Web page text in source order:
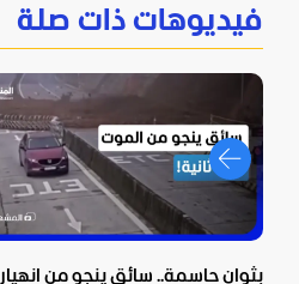
فيديوهات ذات صلة
بثوانٍ حاسمة.. سائق ينجو من انهيار